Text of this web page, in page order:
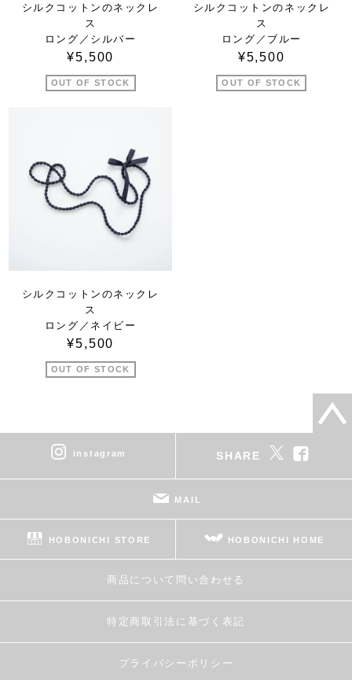
シルクコットンのネックレ
ス
ロング／シルバー
¥5,500
OUT OF STOCK
シルクコットンのネックレ
ス
ロング／ブルー
¥5,500
OUT OF STOCK
シルクコットンのネックレ
ス
ロング／ネイビー
¥5,500
OUT OF STOCK
instagram SHARE
MAIL
HOBONICHI STORE HOBONICHI HOME
商品について問い合わせる
特定商取引法に基づく表記
プライバシーポリシー